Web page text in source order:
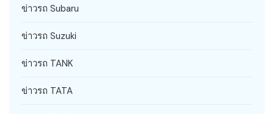
ข่าวรถ Subaru
ข่าวรถ Suzuki
ข่าวรถ TANK
ข่าวรถ TATA